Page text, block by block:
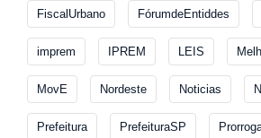
FiscalUrbano FórumdeEntiddes
imprem IPREM LEIS
MovE Nordeste Noticias
Prefeitura PrefeituraSP